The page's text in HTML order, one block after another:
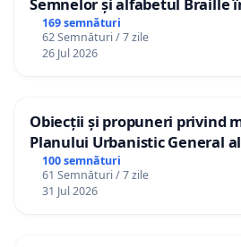
Semnelor și alfabetul Braille
Republica Moldova!
169 semnături
62 Semnături / 7 zile
26 Jul 2026
Obiecții și propuneri privind
Planului Urbanistic General
100 semnături
61 Semnături / 7 zile
31 Jul 2026